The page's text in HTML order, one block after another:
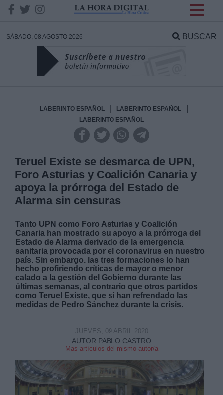
SÁBADO, 08 AGOSTO 2026 BUSCAR
LABERINTO ESPAÑOL LABERINTO ESPAÑOL
LABERINTO ESPAÑOL
Teruel Existe se desmarca de UPN,
Foro Asturias y Coalición Canaria y
apoya la prórroga del Estado de
Alarma sin censuras
Tanto UPN como Foro Asturias y Coalición
Canaria han mostrado su apoyo a la prórroga del
Estado de Alarma derivado de la emergencia
sanitaria provocada por el coronavirus en nuestro
país. Sin embargo, las tres formaciones lo han
hecho profiriendo críticas de mayor o menor
calado a la gestión del Gobierno durante las
últimas semanas, al contrario que otros partidos
como Teruel Existe, que sí han refrendado las
medidas de Pedro Sánchez durante la crisis.
AUTOR PABLO CASTRO
Mas artículos del mismo autor/a
JUEVES, 09 ABRIL 2020
DATOS
Responsable:
Destinatarios:
Derechos:
Información adicional